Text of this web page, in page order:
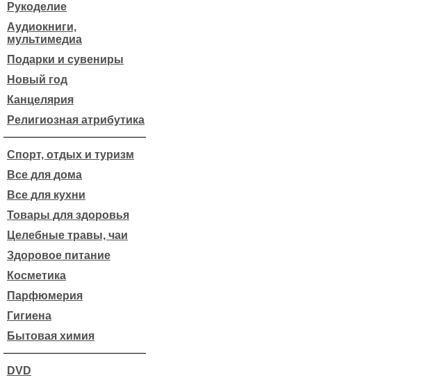
Рукоделие
Аудиокниги,
мультимедиа
Подарки и сувениры
Новый год
Канцелярия
Религиозная атрибутика
Спорт, отдых и туризм
Все для дома
Все для кухни
Товары для здоровья
Целебные травы, чаи
Здоровое питание
Косметика
Парфюмерия
Гигиена
Бытовая химия
DVD